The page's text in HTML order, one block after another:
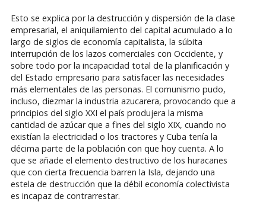
Esto se explica por la destrucción y dispersión de la clase
empresarial, el aniquilamiento del capital acumulado a lo
largo de siglos de economía capitalista, la súbita
interrupción de los lazos comerciales con Occidente, y
sobre todo por la incapacidad total de la planificación y
del Estado empresario para satisfacer las necesidades
más elementales de las personas. El comunismo pudo,
incluso, diezmar la industria azucarera, provocando que a
principios del siglo XXI el país produjera la misma
cantidad de azúcar que a fines del siglo XIX, cuando no
existían la electricidad o los tractores y Cuba tenía la
décima parte de la población con que hoy cuenta. A lo
que se añade el elemento destructivo de los huracanes
que con cierta frecuencia barren la Isla, dejando una
estela de destrucción que la débil economía colectivista
es incapaz de contrarrestar.